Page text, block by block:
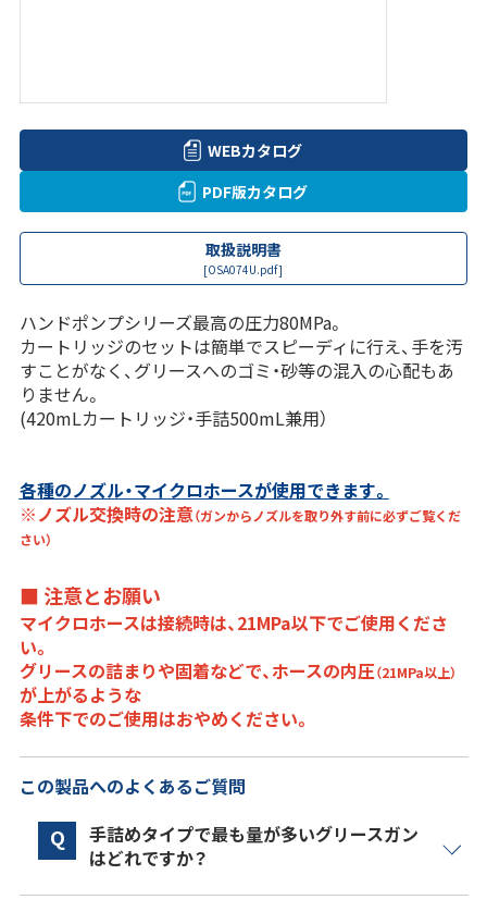
WEBカタログ
PDF版カタログ
取扱説明書
[OSA074U.pdf]
ハンドポンプシリーズ最高の圧力80MPa。
カートリッジのセットは簡単でスピーディに行え、手を汚
すことがなく、グリースへのゴミ・砂等の混入の心配もあ
りません。
(420mLカートリッジ・手詰500mL兼用）
各種のノズル・マイクロホースが使用できます。
※ノズル交換時の注意（ガンからノズルを取り外す前に必ずご覧くだ
さい）
■ 注意とお願い
マイクロホースは接続時は、21MPa以下でご使用くださ
い。
グリースの詰まりや固着などで、ホースの内圧（21MPa以上）
が上がるような
条件下でのご使用はおやめください。
この製品へのよくあるご質問
Q
手詰めタイプで最も量が多いグリースガン
はどれですか？